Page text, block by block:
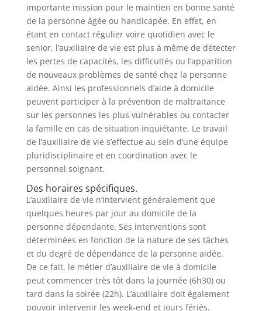
importante mission pour le maintien en bonne santé
de la personne âgée ou handicapée. En effet, en
étant en contact régulier voire quotidien avec le
senior, l’auxiliaire de vie est plus à même de détecter
les pertes de capacités, les difficultés ou l’apparition
de nouveaux problèmes de santé chez la personne
aidée. Ainsi les professionnels d’aide à domicile
peuvent participer à la prévention de maltraitance
sur les personnes les plus vulnérables ou contacter
la famille en cas de situation inquiétante. Le travail
de l’auxiliaire de vie s’effectue au sein d’une équipe
pluridisciplinaire et en coordination avec le
personnel soignant.
Des horaires spécifiques.
L’auxiliaire de vie n’intervient généralement que
quelques heures par jour au domicile de la
personne dépendante. Ses interventions sont
déterminées en fonction de la nature de ses tâches
et du degré de dépendance de la personne aidée.
De ce fait, le métier d’auxiliaire de vie à domicile
peut commencer très tôt dans la journée (6h30) ou
tard dans la soirée (22h). L’auxiliaire doit également
pouvoir intervenir les week-end et jours fériés.